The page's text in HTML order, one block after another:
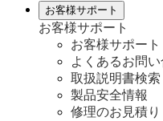
お客様サポート
お客様サポート
お客様サポー
よくあるお問
取扱説明書検索
製品安全情報
修理のお見積